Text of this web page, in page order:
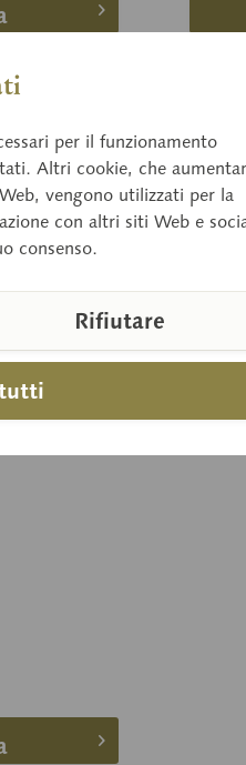
per il funzionamento
Altri cookie, che
vengono utilizzati per la
con altri siti Web e
consenso.
Rifiutare